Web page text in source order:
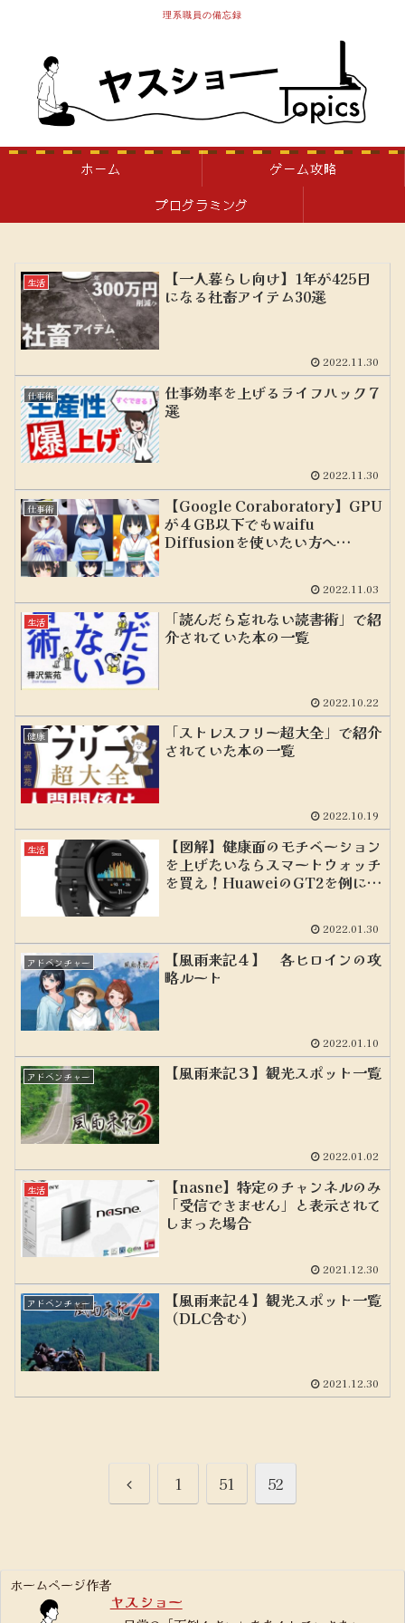
理系職員の備忘録
ホーム
ゲーム攻略
プログラミング
生活
【一人暮らし向け】1年が425日
になる社畜アイテム30選
2022.11.30
仕事術
仕事効率を上げるライフハック７
選
2022.11.30
仕事術
【Google Coraboratory】GPU
が４GB以下でもwaifu
Diffusionを使いたい方へ
2022.11.03
生活
「読んだら忘れない読書術」で紹
介されていた本の一覧
2022.10.22
健康
「ストレスフリー超大全」で紹介
されていた本の一覧
2022.10.19
生活
【図解】健康面のモチベーション
を上げたいならスマートウォッチ
を買え！HuaweiのGT2を例に紹
2022.01.30
アドベンチャー
【風雨来記４】 各ヒロインの攻
略ルート
2022.01.10
アドベンチャー 【風雨来記３】観光スポット一覧
2022.01.02
生活
【nasne】特定のチャンネルのみ
「受信できません」と表示されて
しまった場合
2021.12.30
アドベンチャー
【風雨来記４】観光スポット一覧
（DLC含む）
2021.12.30
前
1 51 52
ホームページ作者
ヤスショー